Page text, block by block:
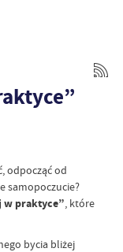
odpocząć od
samopoczucie?
w praktyce”, które
bycia bliżej